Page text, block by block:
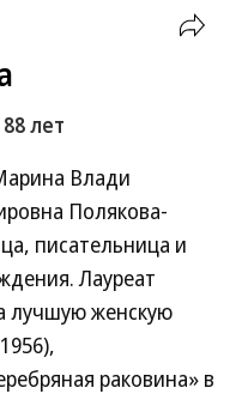
лет
Влади
Полякова-
писательница и
Лауреат
лучшую женскую
раковина» в